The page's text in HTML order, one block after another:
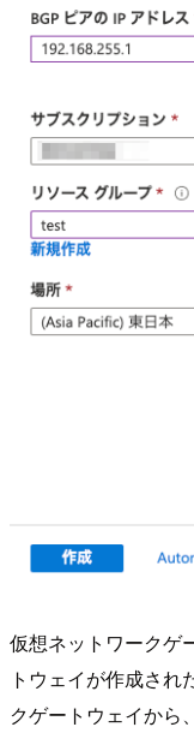
仮想ネットワークゲ
トウェイが作成さ
クゲートウェイから